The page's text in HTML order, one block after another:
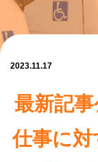
2023.11.17
最新記
仕事に対